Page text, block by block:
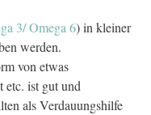
3/ Omega 6) in kleiner
werden.
von etwas
etc. ist gut und
als Verdauungshilfe